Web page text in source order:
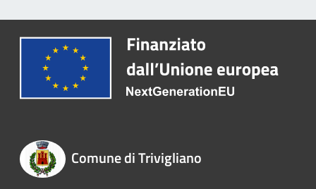
Comune di Trivigliano